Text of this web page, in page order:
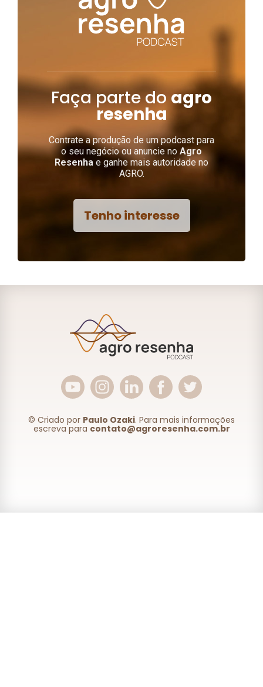
Faça parte do agro
resenha
Contrate a produção de um podcast para
o seu negócio ou anuncie no Agro
Resenha e ganhe mais autoridade no
AGRO.
Tenho interesse
© Criado por Paulo Ozaki. Para mais informações
escreva para contato@agroresenha.com.br